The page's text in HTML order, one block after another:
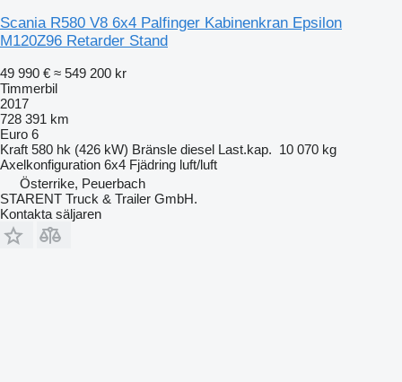
Scania R580 V8 6x4 Palfinger Kabinenkran Epsilon
M120Z96 Retarder Stand
49 990 € ≈ 549 200 kr
Timmerbil
2017
728 391 km
Euro 6
Kraft 580 hk (426 kW) Bränsle diesel Last.kap. 10 070 kg
Axelkonfiguration 6x4 Fjädring luft/luft
Österrike, Peuerbach
STARENT Truck & Trailer GmbH.
Kontakta säljaren